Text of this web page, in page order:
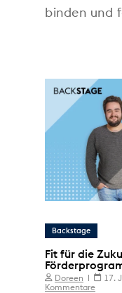
binden und
Backstage
Fit für die
Doreen 17.
Kommentare